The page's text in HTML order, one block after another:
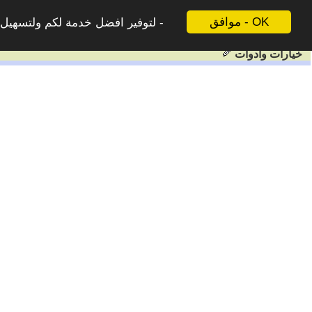
موافق - OK
لتوفير افضل خدمة لكم
خيارات وادوات